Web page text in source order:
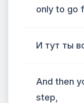
only to go
И тут ты
And then
step,